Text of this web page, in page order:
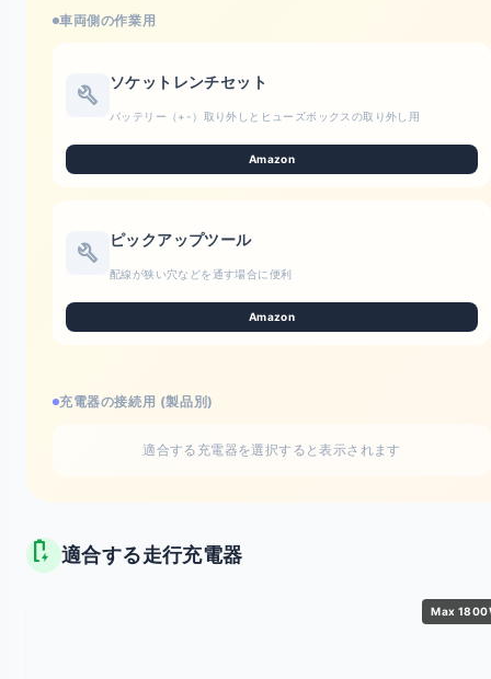
車両側の作業用
build ソケットレンチセット
バッテリー（+-）取り外しとヒューズボックスの取り外し用
Amazon
build ピックアップツール
配線が狭い穴などを通す場合に便利
Amazon
充電器の接続用 (製品別)
適合する充電器を選択すると表示されます
battery_charging_full 適合する走行充電器
Max